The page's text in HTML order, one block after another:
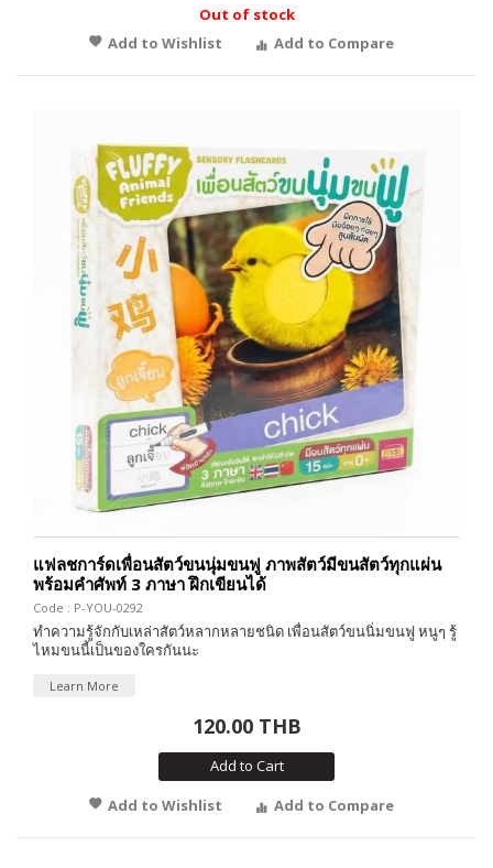
Out of stock
Add to Wishlist
Add to Compare
แฟลชการ์ดเพื่อนสัตว์ขนนุ่มขนฟู ภาพสัตว์มีขนสัตว์ทุกแผ่น
พร้อมคำศัพท์ 3 ภาษา ฝึกเขียนได้
Code : P-YOU-0292
ทำความรู้จักกับเหล่าสัตว์หลากหลายชนิด เพื่อนสัตว์ขนนิ่มขนฟู หนูๆ รู้
ไหมขนนี้เป็นของใครกันนะ
Learn More
120.00 THB
Add to Cart
Add to Wishlist
Add to Compare